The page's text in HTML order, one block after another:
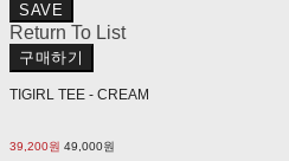
SAVE
Return To List
구매하기
TIGIRL TEE - CREAM
39,200원 49,000원